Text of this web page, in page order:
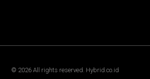
© 2026 All rights reserved. Hybrid.co.id